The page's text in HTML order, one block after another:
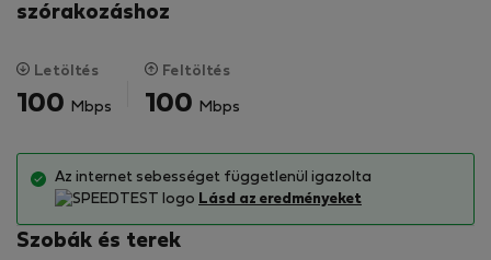
💧 Ingyenes ivóvíz (19L érkezéskor)
🚫 Minimális műanyaghasználat
🌿 Szabadtéri kerti lounge
🌴 A szállás jellemzői
🌴 Trópusi kert & infinity medence
szórakozáshoz
Letöltés
100 Mbps
Feltöltés
100 Mbps
Az internet sebességet függetlenül igazolta
Lásd az eredményeket
Szobák és terek